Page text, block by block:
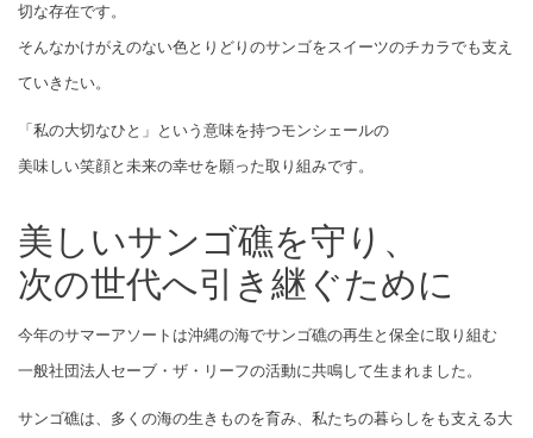
切な存在です。
そんなかけがえのない色とりどりのサンゴをスイーツのチカラでも支え
ていきたい。
「私の大切なひと」という意味を持つモンシェールの
美味しい笑顔と未来の幸せを願った取り組みです。
美しいサンゴ礁を守り、
次の世代へ引き継ぐために
今年のサマーアソートは沖縄の海でサンゴ礁の再生と保全に取り組む
一般社団法人セーブ・ザ・リーフの活動に共鳴して生まれました。
サンゴ礁は、多くの海の生きものを育み、私たちの暮らしをも支える大